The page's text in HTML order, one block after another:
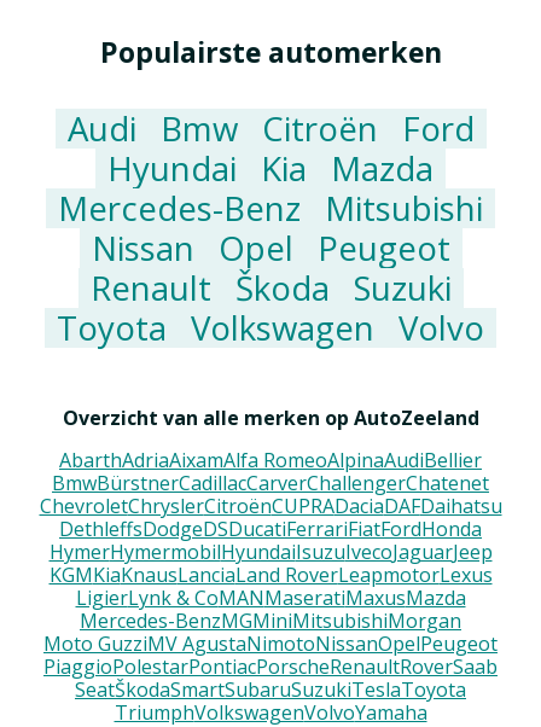
Populairste automerken
Audi Bmw Citroën
Ford
Hyundai
Kia
Mazda
Mercedes-Benz
Mitsubishi
Nissan
Opel
Peugeot
Renault Škoda
Suzuki
Toyota Volkswagen Volvo
Overzicht van alle merken op AutoZeeland
AbarthAdriaAixamAlfa RomeoAlpinaAudiBellier
BmwBürstnerCadillacCarverChallengerChatenet
ChevroletChryslerCitroënCUPRADaciaDAFDaihatsu
DethleffsDodgeDSDucatiFerrariFiatFordHonda
HymerHymermobilHyundaiIsuzuIvecoJaguarJeep
KGMKiaKnausLanciaLand RoverLeapmotorLexus
LigierLynk & CoMANMaseratiMaxusMazda
Mercedes-BenzMGMiniMitsubishiMorgan
Moto GuzziMV AgustaNimotoNissanOpelPeugeot
PiaggioPolestarPontiacPorscheRenaultRoverSaab
SeatŠkodaSmartSubaruSuzukiTeslaToyota
TriumphVolkswagenVolvoYamaha